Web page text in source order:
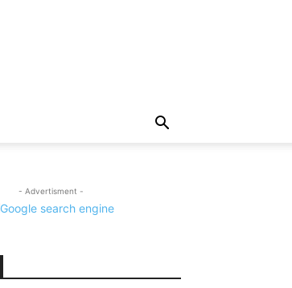
- Advertisment -